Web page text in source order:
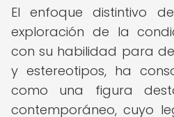
El enfoque distintivo
exploración de la
con su habilidad para
y estereotipos, ha
como una figura
contemporáneo, cuyo